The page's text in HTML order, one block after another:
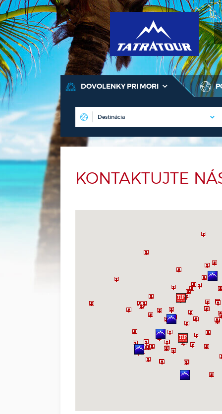
DOVOLENKY PRI MORI
KONTAKTUJTE